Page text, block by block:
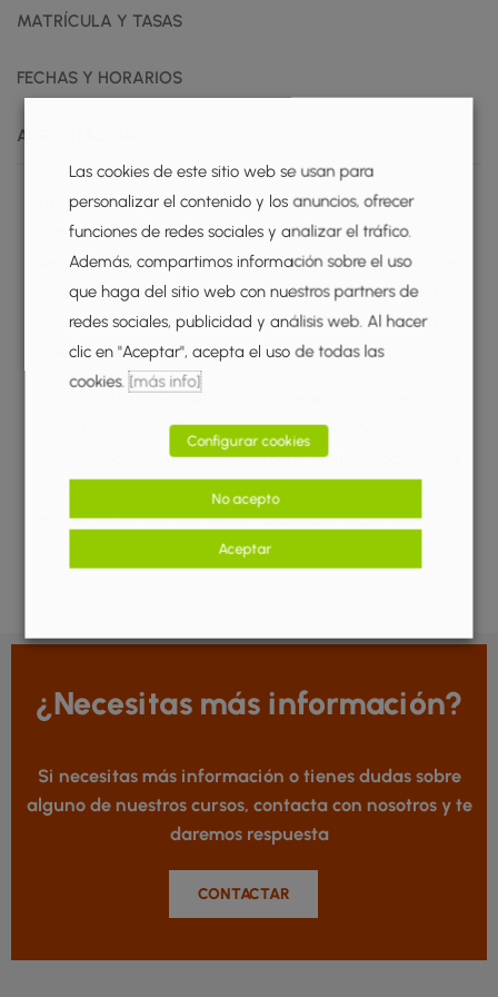
MATRÍCULA Y TASAS
FECHAS Y HORARIOS
ACREDITACIÓN
La prevalencia de los desórdenes alimenticios en niños y niñas
con trastornos del espectro autista (TEA) es elevada, según
las últimas revisiones podemos hablar de que este tipo de
desórdenes se presentan en alrededor del 90% (Kodak &
Piazza, 2008) de los niños y niñas con TEA, desde casos muy
severos a desórdenes leves.
Como profesionales del desarrollo debemos conocer como
impactan estas dificultades en nuestros niños y en sus
familias. El curso constará de una parte teórico-práctica para
estrategias de intervención para acompañar el proceso.
¿Necesitas más información?
Si necesitas más información o tienes dudas sobre
alguno de nuestros cursos, contacta con nosotros y te
daremos respuesta
CONTACTAR
Las cookies de este sitio web se usan para
personalizar el contenido y los anuncios, ofrecer
funciones de redes sociales y analizar el tráfico.
Además, compartimos información sobre el uso
que haga del sitio web con nuestros partners de
redes sociales, publicidad y análisis web. Al hacer
clic en "Aceptar", acepta el uso de todas las
cookies.[más info]
Configurar cookies
No acepto
Aceptar